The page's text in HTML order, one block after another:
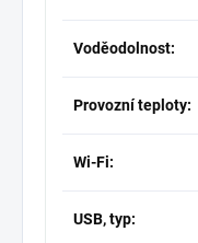
Voděodolnost:
Provozní teploty:
Wi-Fi:
USB, typ: